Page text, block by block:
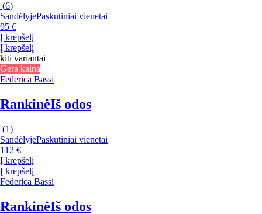
(6)
SandėlyjePaskutiniai vienetai
95 €
Į krepšelį
Į krepšelį
kiti variantai
Gera kaina
Federica Bassi
RankinėIš odos
(1)
SandėlyjePaskutiniai vienetai
112 €
Į krepšelį
Į krepšelį
Federica Bassi
RankinėIš odos